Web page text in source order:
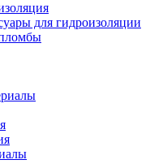
для гидроизоляции